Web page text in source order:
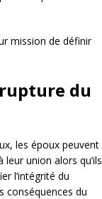
mission de définir
du
les époux peuvent
union alors qu’ils
l’intégrité du
conséquences du